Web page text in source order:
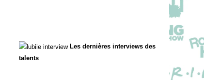
Les dernières interviews des
talents